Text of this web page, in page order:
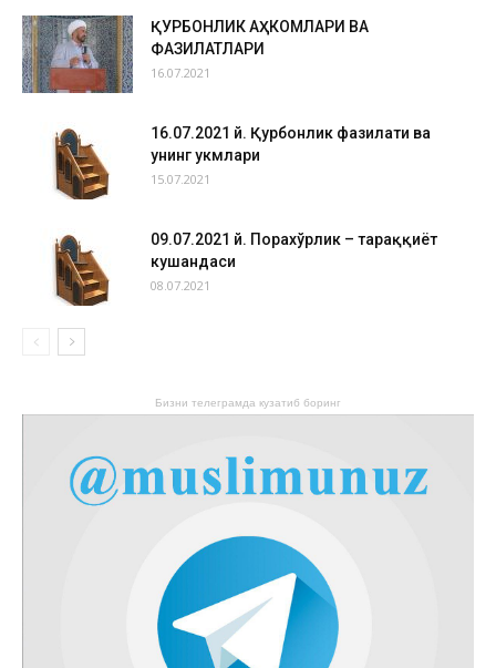
ҚУРБОНЛИК АҲКОМЛАРИ ВА
ФАЗИЛАТЛАРИ
16.07.2021
16.07.2021 й. Қурбонлик фазилати ва
унинг ҳукмлари
15.07.2021
09.07.2021 й. Порахўрлик – тараққиёт
кушандаси
08.07.2021
Бизни телеграмда кузатиб боринг